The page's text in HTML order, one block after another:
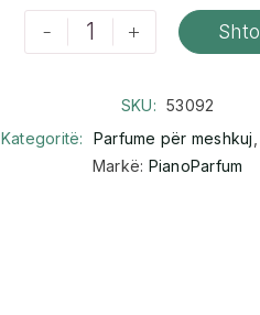
- + Shto
SKU: 53092
Kategoritë:
Parfume për meshkuj
Markë: PianoParfum